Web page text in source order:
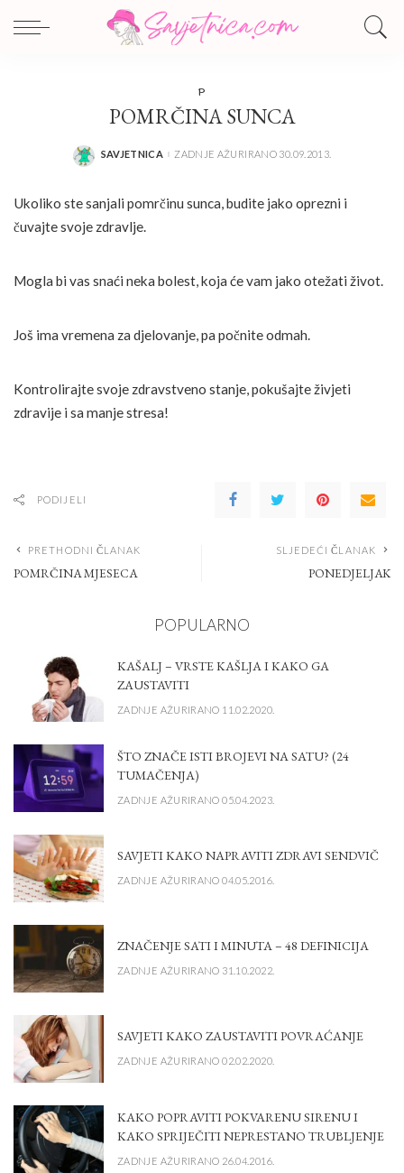
P
POMRČINA SUNCA
POSTED
SAVJETNICA ZADNJE AŽURIRANO 30.09.2013.
Ukoliko ste sanjali pomrčinu sunca, budite jako oprezni i
čuvajte svoje zdravlje.
Mogla bi vas snaći neka bolest, koja će vam jako otežati život.
Još ima vremena za djelovanje, pa počnite odmah.
Kontrolirajte svoje zdravstveno stanje, pokušajte živjeti
zdravije i sa manje stresa!
PODIJELI
PRETHODNI ČLANAK
POMRČINA MJESECA
SLJEDEĆI ČLANAK
PONEDJELJAK
POPULARNO
KAŠALJ – VRSTE KAŠLJA I KAKO GA
ZAUSTAVITI
ZADNJE AŽURIRANO 11.02.2020.
ŠTO ZNAČE ISTI BROJEVI NA SATU? (24
TUMAČENJA)
ZADNJE AŽURIRANO 05.04.2023.
SAVJETI KAKO NAPRAVITI ZDRAVI SENDVIČ
ZADNJE AŽURIRANO 04.05.2016.
ZNAČENJE SATI I MINUTA – 48 DEFINICIJA
ZADNJE AŽURIRANO 31.10.2022.
SAVJETI KAKO ZAUSTAVITI POVRAĆANJE
ZADNJE AŽURIRANO 02.02.2020.
KAKO POPRAVITI POKVARENU SIRENU I
KAKO SPRIJEČITI NEPRESTANO TRUBLJENJE
ZADNJE AŽURIRANO 26.04.2016.